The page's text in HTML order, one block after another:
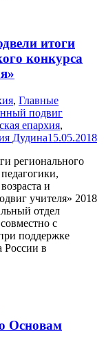
итоги
конкурса
, Главные
подвиг
епархия,
Дудина15.05.2018
регионального
и
учителя» 2018
отдел
с
поддержке
России в
Основам